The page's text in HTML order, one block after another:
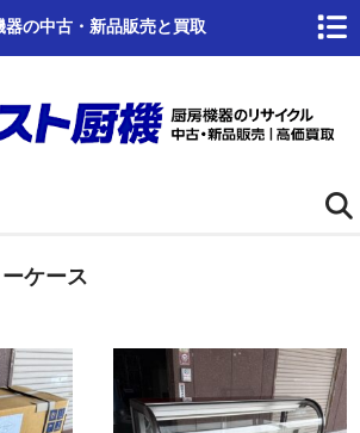
の中古・新品販売と買取
ケース